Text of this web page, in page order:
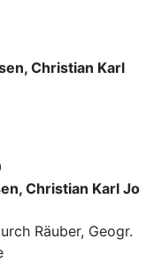
Christian Karl
Christian Karl
Räuber, Geogr.